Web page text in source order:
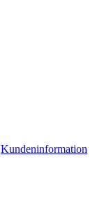
Kundeninformation